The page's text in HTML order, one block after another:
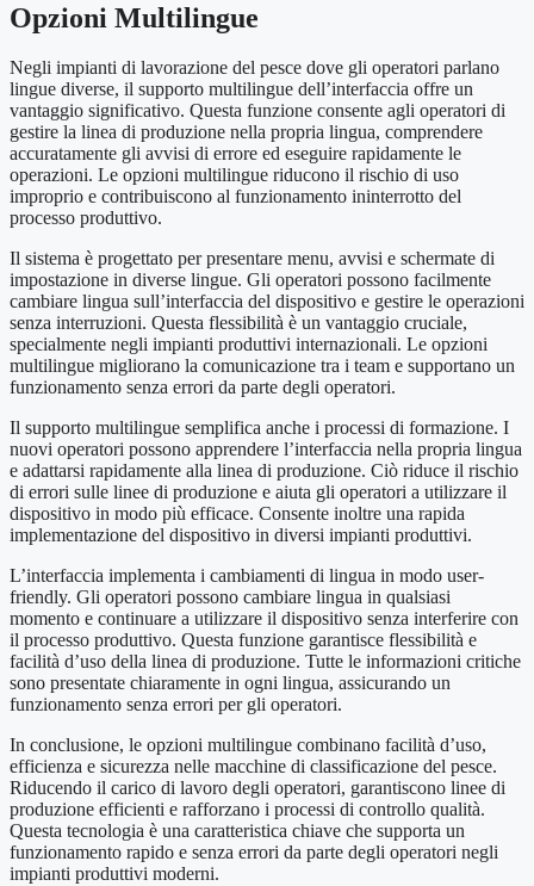
Opzioni Multilingue
Negli impianti di lavorazione del pesce dove gli operatori parlano
lingue diverse, il supporto multilingue dell’interfaccia offre un
vantaggio significativo. Questa funzione consente agli operatori di
gestire la linea di produzione nella propria lingua, comprendere
accuratamente gli avvisi di errore ed eseguire rapidamente le
operazioni. Le opzioni multilingue riducono il rischio di uso
improprio e contribuiscono al funzionamento ininterrotto del
processo produttivo.
Il sistema è progettato per presentare menu, avvisi e schermate di
impostazione in diverse lingue. Gli operatori possono facilmente
cambiare lingua sull’interfaccia del dispositivo e gestire le operazioni
senza interruzioni. Questa flessibilità è un vantaggio cruciale,
specialmente negli impianti produttivi internazionali. Le opzioni
multilingue migliorano la comunicazione tra i team e supportano un
funzionamento senza errori da parte degli operatori.
Il supporto multilingue semplifica anche i processi di formazione. I
nuovi operatori possono apprendere l’interfaccia nella propria lingua
e adattarsi rapidamente alla linea di produzione. Ciò riduce il rischio
di errori sulle linee di produzione e aiuta gli operatori a utilizzare il
dispositivo in modo più efficace. Consente inoltre una rapida
implementazione del dispositivo in diversi impianti produttivi.
L’interfaccia implementa i cambiamenti di lingua in modo user-
friendly. Gli operatori possono cambiare lingua in qualsiasi
momento e continuare a utilizzare il dispositivo senza interferire con
il processo produttivo. Questa funzione garantisce flessibilità e
facilità d’uso della linea di produzione. Tutte le informazioni critiche
sono presentate chiaramente in ogni lingua, assicurando un
funzionamento senza errori per gli operatori.
In conclusione, le opzioni multilingue combinano facilità d’uso,
efficienza e sicurezza nelle macchine di classificazione del pesce.
Riducendo il carico di lavoro degli operatori, garantiscono linee di
produzione efficienti e rafforzano i processi di controllo qualità.
Questa tecnologia è una caratteristica chiave che supporta un
funzionamento rapido e senza errori da parte degli operatori negli
impianti produttivi moderni.